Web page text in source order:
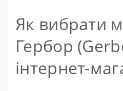
Як вибрати
Гербор
інтернет-